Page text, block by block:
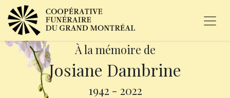
À la mémoire de
Josiane Dambrine
1942 - 2022